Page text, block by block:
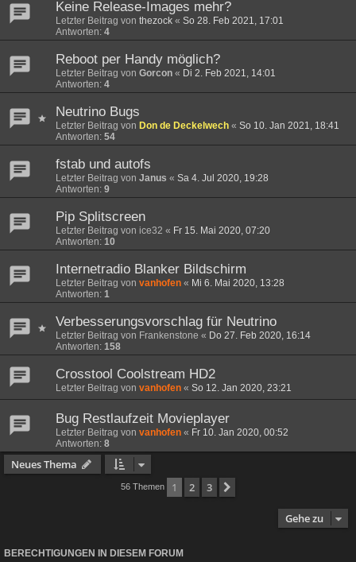
Keine Release-Images mehr?
Letzter Beitrag von thezock « So 28. Feb 2021, 17:01
Antworten: 4
Reboot per Handy möglich?
Letzter Beitrag von Gorcon « Di 2. Feb 2021, 14:01
Antworten: 4
Neutrino Bugs
Letzter Beitrag von Don de Deckelwech « So 10. Jan 2021, 18:41
Antworten: 54
fstab und autofs
Letzter Beitrag von Janus « Sa 4. Jul 2020, 19:28
Antworten: 9
Pip Splitscreen
Letzter Beitrag von ice32 « Fr 15. Mai 2020, 07:20
Antworten: 10
Internetradio Blanker Bildschirm
Letzter Beitrag von vanhofen « Mi 6. Mai 2020, 13:28
Antworten: 1
Verbesserungsvorschlag für Neutrino
Letzter Beitrag von Frankenstone « Do 27. Feb 2020, 16:14
Antworten: 158
Crosstool Coolstream HD2
Letzter Beitrag von vanhofen « So 12. Jan 2020, 23:21
Bug Restlaufzeit Movieplayer
Letzter Beitrag von vanhofen « Fr 10. Jan 2020, 00:52
Antworten: 8
Neues Thema
56 Themen 1 2 3
Gehe zu
BERECHTIGUNGEN IN DIESEM FORUM